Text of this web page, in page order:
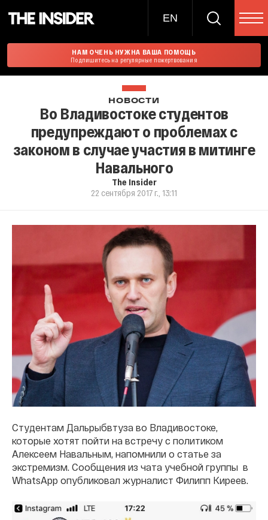
EN
НАМ ОЧЕНЬ НУЖНА ВАША ПОМОЩЬ
Подпишитесь на регулярные пожертвования
НОВОСТИ
Во Владивостоке студентов
предупреждают о проблемах с
законом в случае участия в митинге
Навального
The Insider
22 сентября 2017 г., 13:11
Студентам Дальрыбвтуза во Владивостоке,
которые хотят пойти на встречу с политиком
Алексеем Навальным, напомнили о статье за
экстремизм. Сообщения из чата учебной группы в
WhatsApp опубликовал журналист Филипп Киреев.